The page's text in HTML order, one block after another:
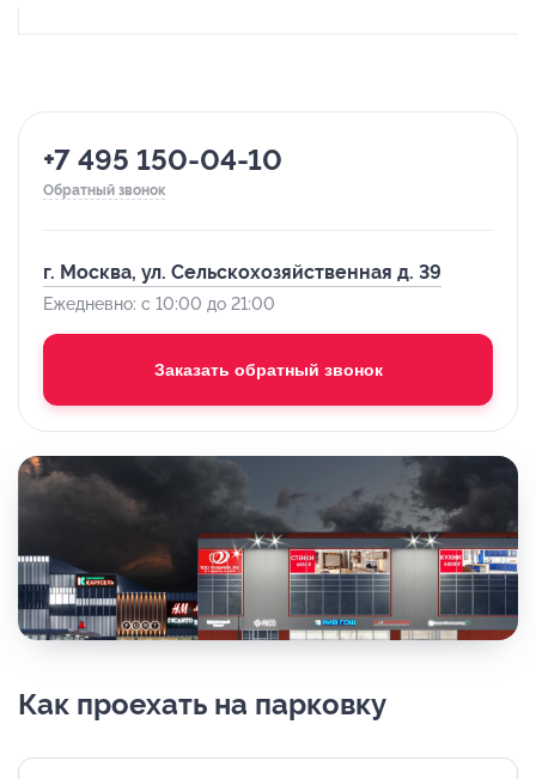
+7 495 150-04-10
Обратный звонок
г. Москва, ул. Сельскохозяйственная д. 39
Ежедневно: с 10:00 до 21:00
Заказать обратный звонок
Как проехать на парковку